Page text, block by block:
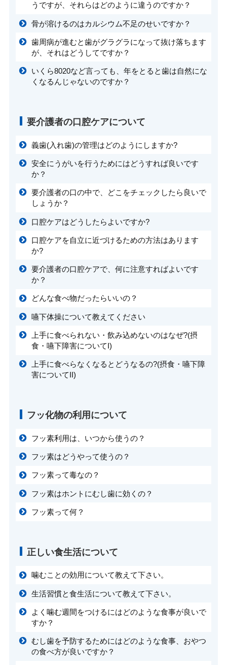
うですが、それらはどのように違うのですか？
骨が溶けるのはカルシウム不足のせいですか？
歯周病が進むと歯がグラグラになって抜け落ちます
が、それはどうしてですか？
いくら8020など言っても、年をとると歯は自然にな
くなるんじゃないのですか？
要介護者の口腔ケアについて
義歯(入れ歯)の管理はどのようにしますか?
安全にうがいを行うためにはどうすれば良いです
か？
要介護者の口の中で、どこをチェックしたら良いで
しょうか？
口腔ケアはどうしたらよいですか?
口腔ケアを自立に近づけるための方法はあります
か?
要介護者の口腔ケアで、何に注意すればよいです
か？
どんな食べ物だったらいいの？
嚥下体操について教えてください
上手に食べられない・飲み込めないのはなぜ?(摂
食・嚥下障害についてI)
上手に食べらなくなるとどうなるの?(摂食・嚥下障
害についてII)
フッ化物の利用について
フッ素利用は、いつから使うの？
フッ素はどうやって使うの？
フッ素って毒なの？
フッ素はホントにむし歯に効くの？
フッ素って何？
正しい食生活について
噛むことの効用について教えて下さい。
生活習慣と食生活について教えて下さい。
よく噛む週間をつけるにはどのような食事が良いで
すか？
むし歯を予防するためにはどのような食事、おやつ
の食べ方が良いですか？